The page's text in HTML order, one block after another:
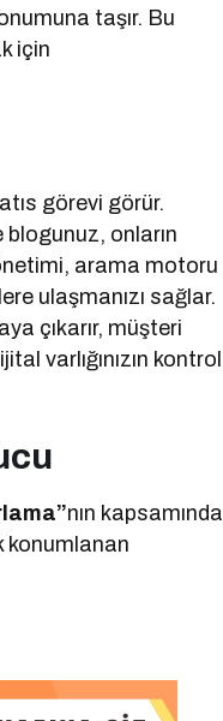
taşır. Bu
için
görevi görür.
onların
arama motoru
ulaşmanızı sağlar.
çıkarır, müşteri
varlığınızın kontrol
nın kapsamında
konumlanan